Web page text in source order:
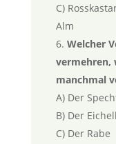
C)
Alm
Welcher
vermehren,
manchmal
A) Der
B) Der
C) Der Rabe